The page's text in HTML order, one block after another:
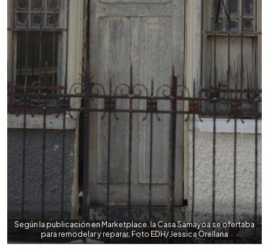
Según la publicación en Marketplace, la Casa Samayoa se ofertaba
para remodelar y reparar. Foto EDH/ Jessica Orellana